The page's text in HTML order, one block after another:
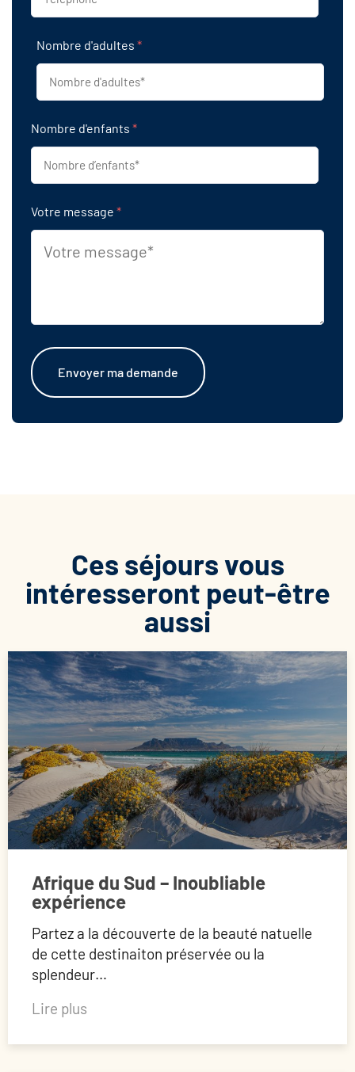
Nombre d'adultes *
Nombre d'enfants *
Votre message *
Envoyer ma demande
Ces séjours vous
intéresseront peut-être
aussi
Afrique du Sud – Inoubliable
expérience
Partez a la découverte de la beauté natuelle
de cette destinaiton préservée ou la
splendeur…
Lire plus